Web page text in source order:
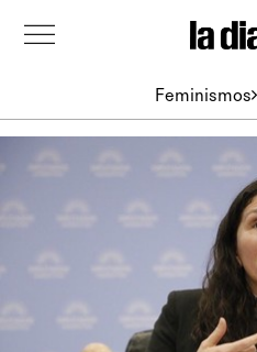
Feminismos